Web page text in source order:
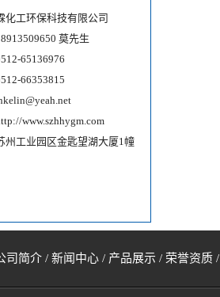
化工环保科技有限公司
莫先生
65136976
66353815
www.szhhygm.com
工业园区金匙望湖大厦1幢
司简介 / 新闻中心 / 产品展示 / 荣誉资质 /